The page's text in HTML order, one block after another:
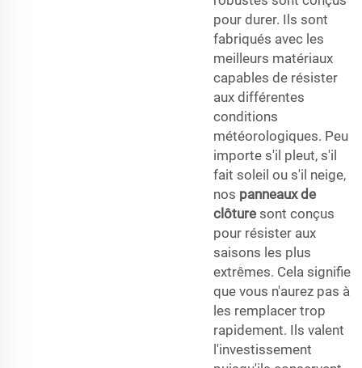
pour durer. Ils sont
fabriqués avec les
meilleurs matériaux
capables de résister
aux différentes
conditions
météorologiques. Peu
importe s'il pleut, s'il
fait soleil ou s'il neige,
nos panneaux de
clôture sont conçus
pour résister aux
saisons les plus
extrêmes. Cela signifie
que vous n'aurez pas à
les remplacer trop
rapidement. Ils valent
l'investissement